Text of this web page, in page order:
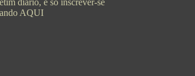
diário, é só inscrever-se
AQUI